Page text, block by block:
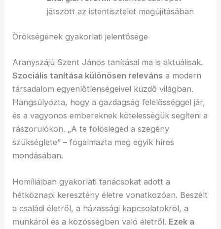
játszott az istentisztelet megújításában
Örökségének gyakorlati jelentősége
Aranyszájú Szent János tanításai ma is aktuálisak.
Szociális tanítása különösen releváns a modern
társadalom egyenlőtlenségeivel küzdő világban.
Hangsúlyozta, hogy a gazdagság felelősséggel jár,
és a vagyonos embereknek kötelességük segíteni a
rászorulókon. „A te fölösleged a szegény
szükséglete” – fogalmazta meg egyik híres
mondásában.
Homíliáiban gyakorlati tanácsokat adott a
hétköznapi keresztény életre vonatkozóan. Beszélt
a családi életről, a házassági kapcsolatokról, a
munkáról és a közösségben való életről. Ezek a